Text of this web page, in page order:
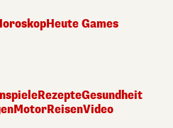
Heute Games
RezepteGesundheit
MotorReisenVideo